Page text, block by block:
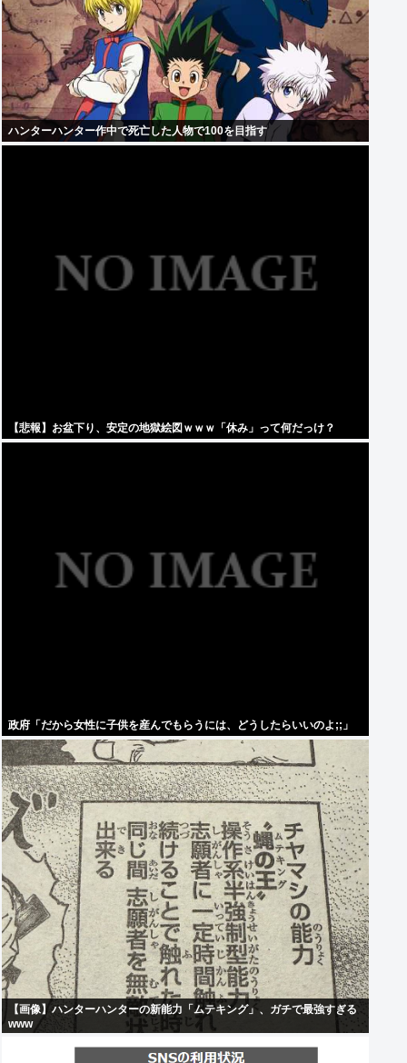
ハンターハンター作中で死亡した人物で100を目指す
【悲報】お盆下り、安定の地獄絵図ｗｗｗ「休み」って何だっけ？
政府「だから女性に子供を産んでもらうには、どうしたらいいのよ;;」
【画像】ハンターハンターの新能力「ムテキング」、ガチで最強すぎる
www